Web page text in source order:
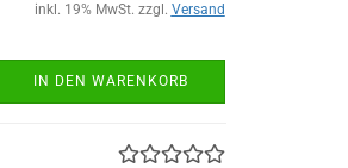
inkl. 19% MwSt. zzgl. Versand
IN DEN WARENKORB